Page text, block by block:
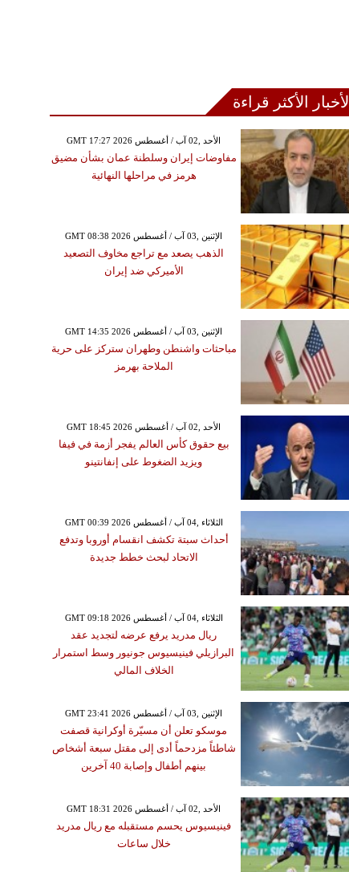
الأخبار الأكثر قراءة
GMT 17:27 2026 الأحد ,02 آب / أغسطس
مفاوضات إيران وسلطنة عمان بشأن مضيق
هرمز في مراحلها النهائية
GMT 08:38 2026 الإثنين ,03 آب / أغسطس
الذهب يصعد مع تراجع مخاوف التصعيد
الأميركي ضد إيران
GMT 14:35 2026 الإثنين ,03 آب / أغسطس
مباحثات واشنطن وطهران ستركز على حرية
الملاحة بهرمز
GMT 18:45 2026 الأحد ,02 آب / أغسطس
بيع حقوق كأس العالم يفجر أزمة في فيفا
ويزيد الضغوط على إنفانتينو
GMT 00:39 2026 الثلاثاء ,04 آب / أغسطس
أحداث سبتة تكشف انقسام أوروبا وتدفع
الاتحاد لبحث خطط جديدة
GMT 09:18 2026 الثلاثاء ,04 آب / أغسطس
ريال مدريد يرفع عرضه لتجديد عقد
البرازيلي فينيسيوس جونيور وسط استمرار
الخلاف المالي
GMT 23:41 2026 الإثنين ,03 آب / أغسطس
موسكو تعلن أن مسيّرة أوكرانية قصفت
شاطئاً مزدحماً أدى إلى مقتل سبعة أشخاص
بينهم أطفال وإصابة 40 آخرين
GMT 18:31 2026 الأحد ,02 آب / أغسطس
فينيسيوس يحسم مستقبله مع ريال مدريد
خلال ساعات